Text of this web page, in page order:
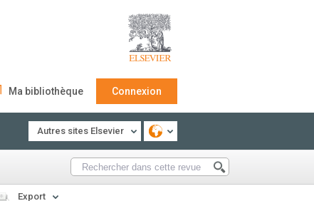
Ma bibliothèque Connexion
Autres sites Elsevier
Export